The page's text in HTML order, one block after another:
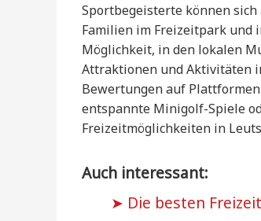
Sportbegeisterte können
Familien im Freizeitpark und
Möglichkeit, in den lokalen
Attraktionen und Aktivitäten
Bewertungen auf
entspannte Minigolf-Spiele
Freizeitmöglichkeiten in
Auch interessant:
Die besten